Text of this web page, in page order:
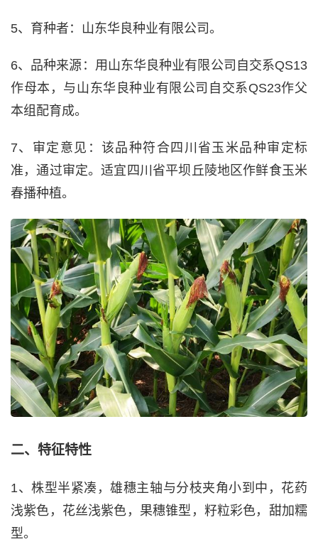
5、育种者：山东华良种业有限公司。
6、品种来源：用山东华良种业有限公司自交系QS13
作母本，与山东华良种业有限公司自交系QS23作父
本组配育成。
7、审定意见：该品种符合四川省玉米品种审定标
准，通过审定。适宜四川省平坝丘陵地区作鲜食玉米
春播种植。
二、特征特性
1、株型半紧凑，雄穗主轴与分枝夹角小到中，花药
浅紫色，花丝浅紫色，果穗锥型，籽粒彩色，甜加糯
型。